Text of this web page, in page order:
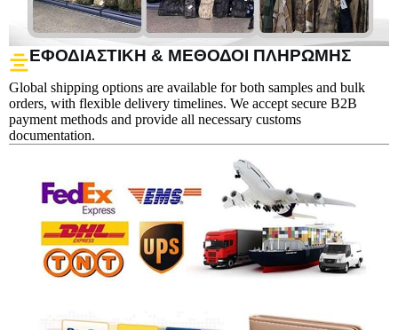
ΕΦΟΔΙΑΣΤΙΚΉ & ΜΈΘΟΔΟΙ ΠΛΗΡΩΜΉΣ
Global shipping options are available for both samples and bulk
orders, with flexible delivery timelines. We accept secure B2B
payment methods and provide all necessary customs
documentation.